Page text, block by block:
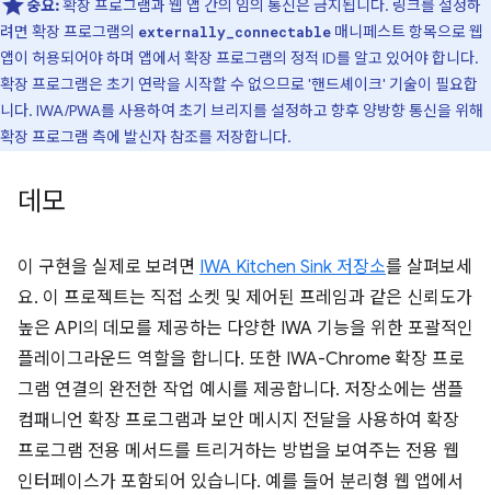
중요:확장 프로그램과 웹 앱 간의 임의 통신은 금지됩니다. 링크를 설정하
려면 확장 프로그램의 externally_connectable 매니페스트 항목으로 웹
앱이 허용되어야 하며 앱에서 확장 프로그램의 정적 ID를 알고 있어야 합니다.
확장 프로그램은 초기 연락을 시작할 수 없으므로 '핸드셰이크' 기술이 필요합
니다. IWA/PWA를 사용하여 초기 브리지를 설정하고 향후 양방향 통신을 위해
확장 프로그램 측에 발신자 참조를 저장합니다.
데모
이 구현을 실제로 보려면 IWA Kitchen Sink 저장소를 살펴보세
요. 이 프로젝트는 직접 소켓 및 제어된 프레임과 같은 신뢰도가
높은 API의 데모를 제공하는 다양한 IWA 기능을 위한 포괄적인
플레이그라운드 역할을 합니다. 또한 IWA-Chrome 확장 프로
그램 연결의 완전한 작업 예시를 제공합니다. 저장소에는 샘플
컴패니언 확장 프로그램과 보안 메시지 전달을 사용하여 확장
프로그램 전용 메서드를 트리거하는 방법을 보여주는 전용 웹
인터페이스가 포함되어 있습니다. 예를 들어 분리형 웹 앱에서